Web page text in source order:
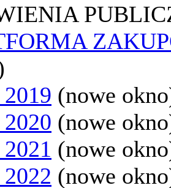
(nowe
(nowe
(nowe
(nowe